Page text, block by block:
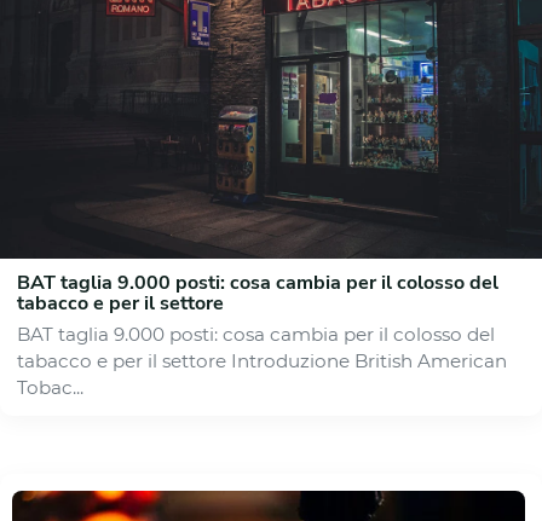
BAT taglia 9.000 posti: cosa cambia per il colosso del
tabacco e per il settore
BAT taglia 9.000 posti: cosa cambia per il colosso del
tabacco e per il settore Introduzione British American
Tobac...